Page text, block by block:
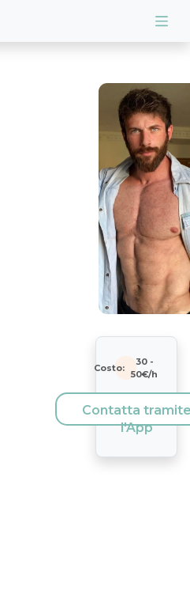
Costo:
30-
50€/h
Contatta
l'App